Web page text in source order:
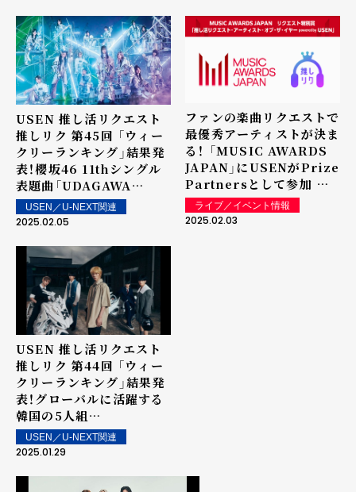
powered by USEN」で
表彰を実施！最新のアーテ
ィストランキング1-100位
を公開（2025年2月10日現
在）
USEN 推し活リクエスト
推しリク 第45回 「ウィー
クリーランキング」結果発
表！櫻坂46 11thシングル
表題曲「UDAGAWA
GENERATION」が1位を
獲得！ 上位ランクイン楽曲
USEN／U-NEXT関連
2025.02.05
ファンの楽曲リクエストで
最優秀アーティストが決ま
る！ 「MUSIC AWARDS
JAPAN」にUSENがPrize
Partnersとして参加 リ
クエスト特別賞「推し活リ
クエスト・アーティスト・
ライブ／イベント情報
2025.02.03
USEN 推し活リクエスト
推しリク 第44回 「ウィー
クリーランキング」結果発
表！グローバルに活躍する
韓国の5人組
TOMORROW X
TOGETHER「Over The
上位ランクイン楽曲は街
USEN／U-NEXT関連
2025.01.29